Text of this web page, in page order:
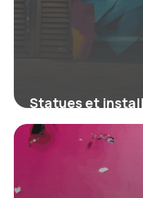
Statues et
quand la ville
4 juillet 2025